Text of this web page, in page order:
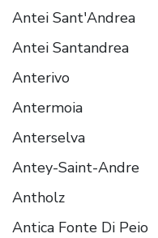
Antei Sant'Andrea
Antei Santandrea
Anterivo
Antermoia
Anterselva
Antey-Saint-Andre
Antholz
Antica Fonte Di Peio